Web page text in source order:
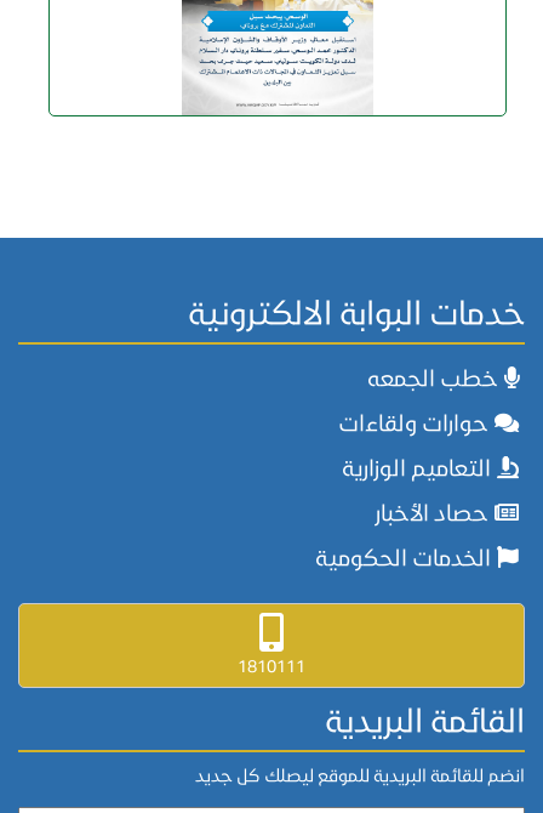
خدمات البوابة الالكترونية
خطب الجمعه
حوارات ولقاءات
التعاميم الوزارية
حصاد الأخبار
الخدمات الحكومية
1810111
القائمة البريدية
انضم للقائمة البريدية للموقع ليصلك كل جديد